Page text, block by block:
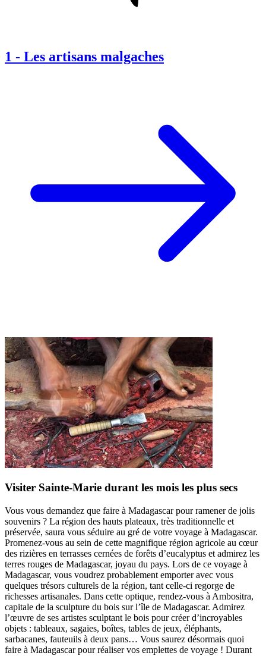
1 - Les artisans malgaches
Visiter Sainte-Marie durant les mois les plus secs
Vous vous demandez que faire à Madagascar pour ramener de jolis
souvenirs ? La région des hauts plateaux, très traditionnelle et
préservée, saura vous séduire au gré de votre voyage à Madagascar.
Promenez-vous au sein de cette magnifique région agricole au cœur
des rizières en terrasses cernées de forêts d’eucalyptus et admirez les
terres rouges de Madagascar, joyau du pays. Lors de ce voyage à
Madagascar, vous voudrez probablement emporter avec vous
quelques trésors culturels de la région, tant celle-ci regorge de
richesses artisanales. Dans cette optique, rendez-vous à Ambositra,
capitale de la sculpture du bois sur l’île de Madagascar. Admirez
l’œuvre de ses artistes sculptant le bois pour créer d’incroyables
objets : tableaux, sagaies, boîtes, tables de jeux, éléphants,
sarbacanes, fauteuils à deux pans… Vous saurez désormais quoi
faire à Madagascar pour réaliser vos emplettes de voyage ! Durant